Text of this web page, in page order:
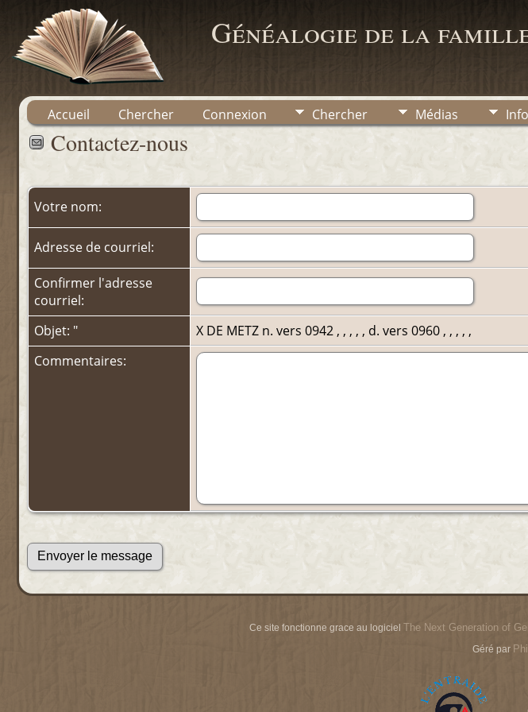
Généalogie de la
Accueil Chercher Connexion Chercher Médias Info
Contactez-nous
Votre nom:
Adresse de courriel:
Confirmer l'adresse
courriel:
Objet: "
X DE METZ n. vers 0942 , , , , , d. vers 0960 , , , , ,
Commentaires:
Ce site fonctionne grace au logiciel The Next Generation of
Géré par